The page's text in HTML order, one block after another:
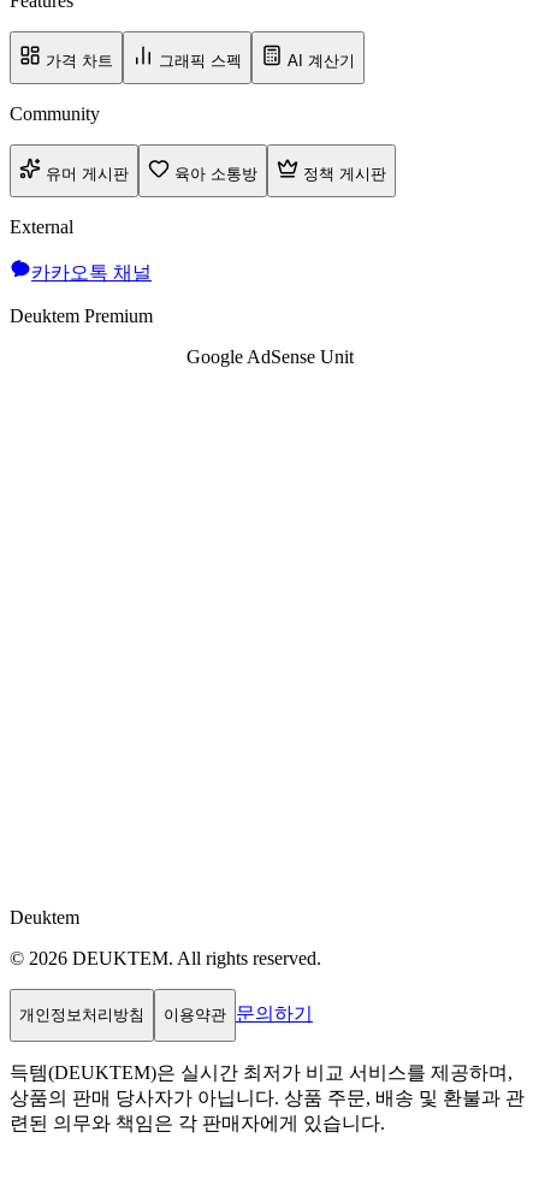
가격 차트 그래픽 스펙 AI 계산기
Community
유머 게시판 육아 소통방 정책 게시판
External
카카오톡 채널
Deuktem Premium
Google AdSense Unit
Deuktem
© 2026 DEUKTEM. All rights reserved.
개인정보처리방침 이용약관 문의하기
득템(DEUKTEM)은 실시간 최저가 비교 서비스를 제공하며,
상품의 판매 당사자가 아닙니다. 상품 주문, 배송 및 환불과 관
련된 의무와 책임은 각 판매자에게 있습니다.